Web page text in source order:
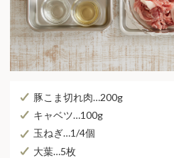
豚こま切れ肉…200g
キャベツ…100g
玉ねぎ…1/4個
大葉…5枚